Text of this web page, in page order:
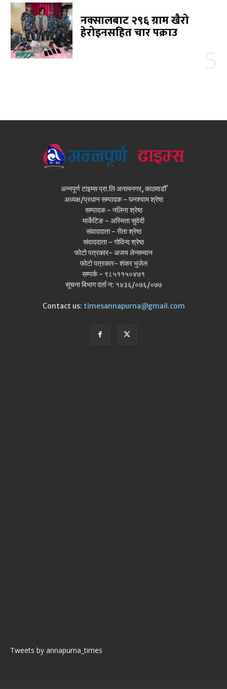
नक्सालबाट २९६ ग्राम खैरो
हेरोइनसहित चार पक्राउ
अन्नपूर्ण टाइम्स प्रा.लि अनामनगर, काठमाडौँ
अध्यक्ष/प्रधान सम्पादक - घनश्याम श्रेष्ठ
सम्पादक - नलिना श्रेष्ठ
मार्केटिङ - अस्मिता सुवेदी
संवाददाता - रीता श्रेष्ठ
संवाददाता - गोविन्द श्रेष्ठ
फोटो पत्रकार- अजय लेन्सम्यान
फोटो पत्रकार- शंकर भुजेल
सम्पर्क - ९८५११५०४७१
सूचना बिभाग दर्ता न: १४३६/०७६/०७७
Contact us: timesannapurna@gmail.com
Tweets by annapurna_times